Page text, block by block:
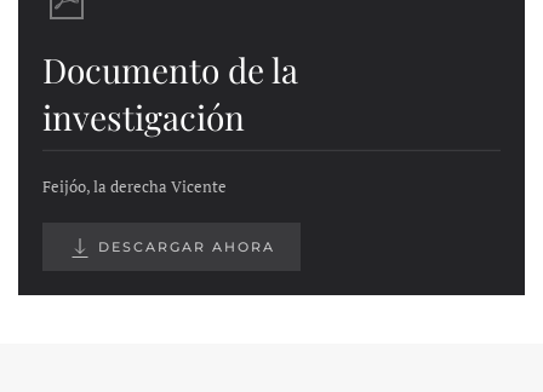
Documento de la
investigación
Feijóo, la derecha Vicente
DESCARGAR AHORA